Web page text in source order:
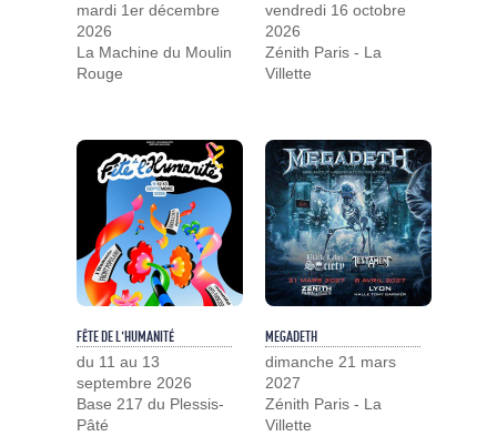
mardi 1er décembre
2026
La Machine du Moulin
Rouge
vendredi 16 octobre
2026
Zénith Paris - La
Villette
FÊTE DE L'HUMANITÉ
du 11 au 13
septembre 2026
Base 217 du Plessis-
Pâté
MEGADETH
dimanche 21 mars
2027
Zénith Paris - La
Villette